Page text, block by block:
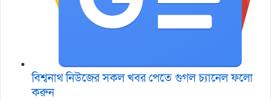
বিশ্বনাথ নিউজের সকল খবর পেতে গুগল চ‌্যানেল ফলো
করুন